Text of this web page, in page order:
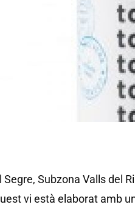
Segre, Subzona Valls del
vi està elaborat amb